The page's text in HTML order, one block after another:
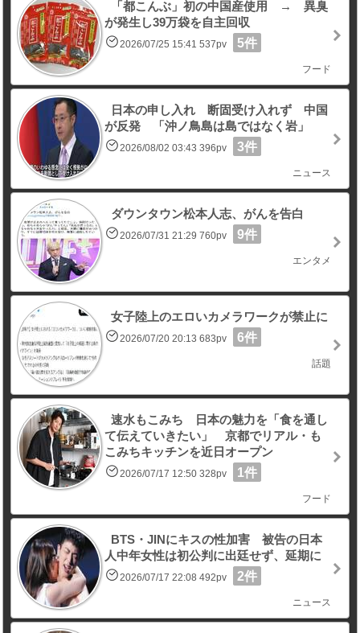
「都こんぶ」初の中国産使用 → 異臭
が発生し39万袋を自主回収
2026/07/25 15:41 537pv 5件
フード
日本の申し入れ 断固受け入れず 中国
が反発 「沖ノ鳥島は島ではなく岩」
2026/08/02 03:43 396pv 3件
ニュース
ダウンタウン松本人志、がんを告白
2026/07/31 21:29 760pv 9件
エンタメ
女子陸上のエロいカメラワークが禁止に
2026/07/20 20:13 683pv 6件
話題
速水もこみち 日本の魅力を「食を通し
て伝えていきたい」 京都でリアル・も
こみちキッチンを近日オープン
2026/07/17 12:50 328pv 1件
フード
BTS・JINにキスの性加害 被告の日本
人中年女性は初公判に出廷せず、延期に
2026/07/17 22:08 492pv 2件
ニュース